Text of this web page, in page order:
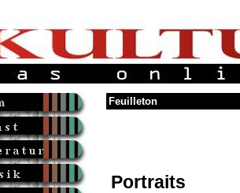
Feuilleton
Portraits